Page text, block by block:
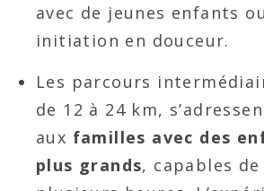
avec de jeunes enfants
initiation en douceur.
Les parcours
de 12 à 24 km,
aux familles avec des
plus grands, capables